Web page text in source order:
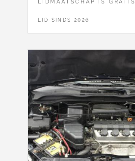
LID SINDS 2026